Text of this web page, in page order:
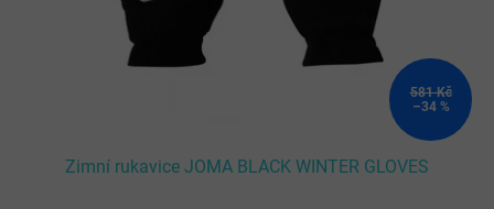
581 Kč
–34 %
Zimní rukavice JOMA BLACK WINTER GLOVES